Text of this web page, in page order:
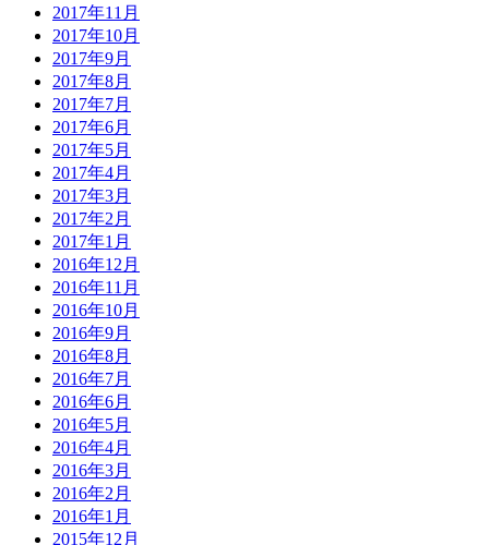
2017年11月
2017年10月
2017年9月
2017年8月
2017年7月
2017年6月
2017年5月
2017年4月
2017年3月
2017年2月
2017年1月
2016年12月
2016年11月
2016年10月
2016年9月
2016年8月
2016年7月
2016年6月
2016年5月
2016年4月
2016年3月
2016年2月
2016年1月
2015年12月